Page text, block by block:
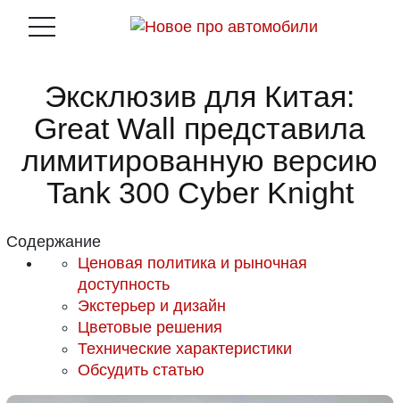
Эксклюзив для Китая:
Great Wall представила
лимитированную версию
Tank 300 Cyber Knight
Содержание
Ценовая политика и рыночная
доступность
Экстерьер и дизайн
Цветовые решения
Технические характеристики
Обсудить статью